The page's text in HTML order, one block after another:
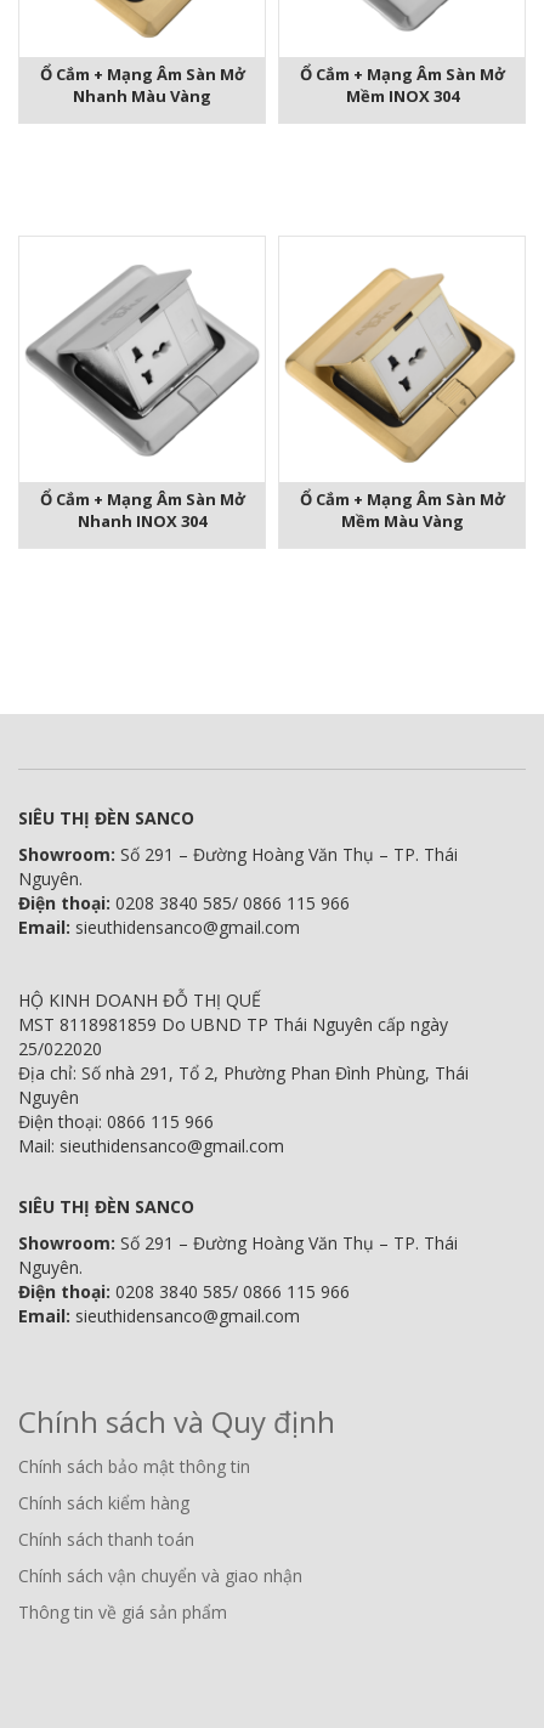
Ổ Cắm + Mạng Âm Sàn Mở
Nhanh Màu Vàng
Ổ Cắm + Mạng Âm Sàn Mở
Mềm INOX 304
Ổ Cắm + Mạng Âm Sàn Mở
Nhanh INOX 304
Ổ Cắm + Mạng Âm Sàn Mở
Mềm Màu Vàng
SIÊU THỊ ĐÈN SANCO
Showroom: Số 291 – Đường Hoàng Văn Thụ – TP. Thái
Nguyên.
Điện thoại: 0208 3840 585/ 0866 115 966
Email: sieuthidensanco@gmail.com
HỘ KINH DOANH ĐỖ THỊ QUẾ
MST 8118981859 Do UBND TP Thái Nguyên cấp ngày
25/022020
Địa chỉ: Số nhà 291, Tổ 2, Phường Phan Đình Phùng, Thái
Nguyên
Điện thoại: 0866 115 966
Mail: sieuthidensanco@gmail.com
SIÊU THỊ ĐÈN SANCO
Showroom: Số 291 – Đường Hoàng Văn Thụ – TP. Thái
Nguyên.
Điện thoại: 0208 3840 585/ 0866 115 966
Email: sieuthidensanco@gmail.com
Chính sách và Quy định
Chính sách bảo mật thông tin
Chính sách kiểm hàng
Chính sách thanh toán
Chính sách vận chuyển và giao nhận
Thông tin về giá sản phẩm